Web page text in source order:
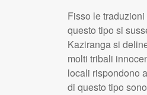
Fisso le
questo tipo si
Kaziranga si
molti tribali
locali rispondono
di questo tipo